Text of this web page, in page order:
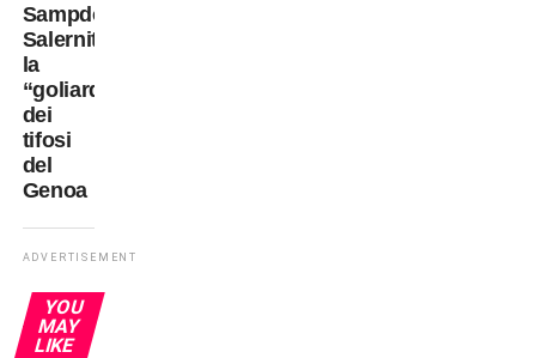
Sampdoria-
Salernitana:
la
“goliardia”
dei
tifosi
del
Genoa
ADVERTISEMENT
YOU
MAY
LIKE